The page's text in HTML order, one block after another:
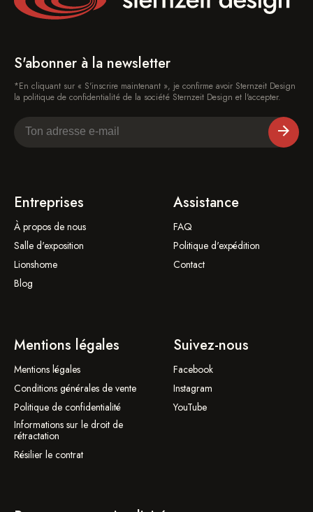
S'abonner à la newsletter
*En cliquant sur « S'inscrire maintenant », je confirme avoir Sternzeit Design
la politique de confidentialité de la société Sternzeit Design et l'accepter.
Entreprises
À propos de nous
Salle d'exposition
Lionshome
Blog
Assistance
FAQ
Politique d'expédition
Contact
Mentions légales
Mentions légales
Conditions générales de vente
Politique de confidentialité
Informations sur le droit de
rétractation
Résilier le contrat
Suivez-nous
Facebook
Instagram
YouTube